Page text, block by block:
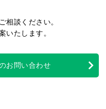
相談ください。
いたします。
お問い合わせ